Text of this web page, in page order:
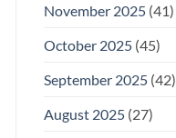
November 2025(41)
October 2025(45)
September 2025(42)
August 2025(27)